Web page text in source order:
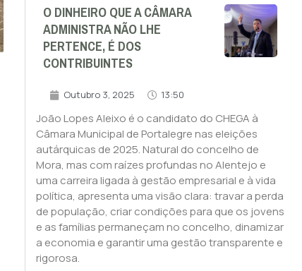
O DINHEIRO QUE A CÂMARA
ADMINISTRA NÃO LHE
PERTENCE, É DOS
CONTRIBUINTES
Outubro 3, 2025 13:50
João Lopes Aleixo é o candidato do CHEGA à
Câmara Municipal de Portalegre nas eleições
autárquicas de 2025. Natural do concelho de
Mora, mas com raízes profundas no Alentejo e
uma carreira ligada à gestão empresarial e à vida
política, apresenta uma visão clara: travar a perda
de população, criar condições para que os jovens
e as famílias permaneçam no concelho, dinamizar
a economia e garantir uma gestão transparente e
rigorosa.